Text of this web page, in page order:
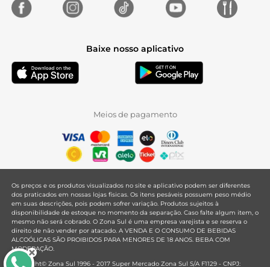
Baixe nosso aplicativo
Meios de pagamento
Os preços e os produtos visualizados no site e aplicativo podem ser diferentes
dos praticados em nossas lojas físicas. Os itens pesáveis possuem peso médio
em suas descrições, pois podem sofrer variação. Produtos sujeitos à
disponibilidade de estoque no momento da separação. Caso falte algum item, o
mesmo não será cobrado. O Zona Sul é uma empresa varejista e se reserva o
direito de não vender por atacado. A VENDA E O CONSUMO DE BEBIDAS
ALCOÓLICAS SÃO PROIBIDOS PARA MENORES DE 18 ANOS. BEBA COM
MODERAÇÃO.
Copyright© Zona Sul 1996 - 2017 Super Mercado Zona Sul S/A F1129 - CNPJ: